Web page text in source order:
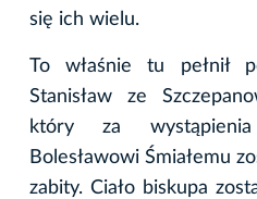
się ich wielu.
To właśnie tu pełnił
Stanisław ze
który za
Bolesławowi Śmiałemu
zabity. Ciało biskupa